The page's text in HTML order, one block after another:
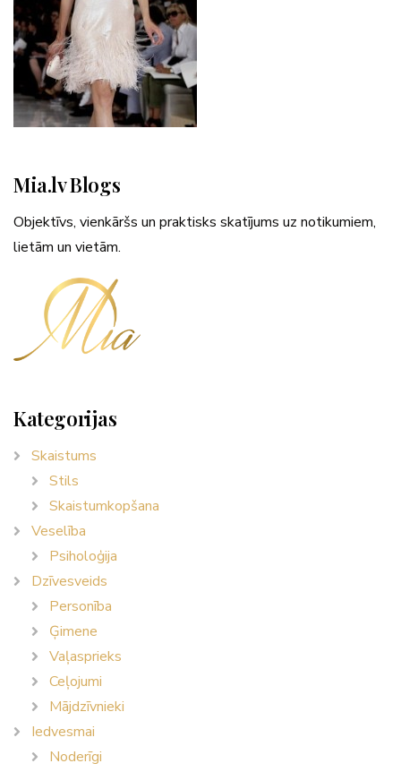
Mia.lv Blogs
Objektīvs, vienkāršs un praktisks skatījums uz notikumiem,
lietām un vietām.
Kategorijas
Skaistums
Stils
Skaistumkopšana
Veselība
Psiholoģija
Dzīvesveids
Personība
Ģimene
Vaļasprieks
Ceļojumi
Mājdzīvnieki
Iedvesmai
Noderīgi